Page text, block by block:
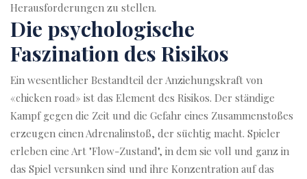
Herausforderungen zu stellen.
Die psychologische
Faszination des Risikos
Ein wesentlicher Bestandteil der Anziehungskraft von
«chicken road» ist das Element des Risikos. Der ständige
Kampf gegen die Zeit und die Gefahr eines Zusammenstoßes
erzeugen einen Adrenalinstoß, der süchtig macht. Spieler
erleben eine Art "Flow-Zustand", in dem sie voll und ganz in
das Spiel versunken sind und ihre Konzentration auf das